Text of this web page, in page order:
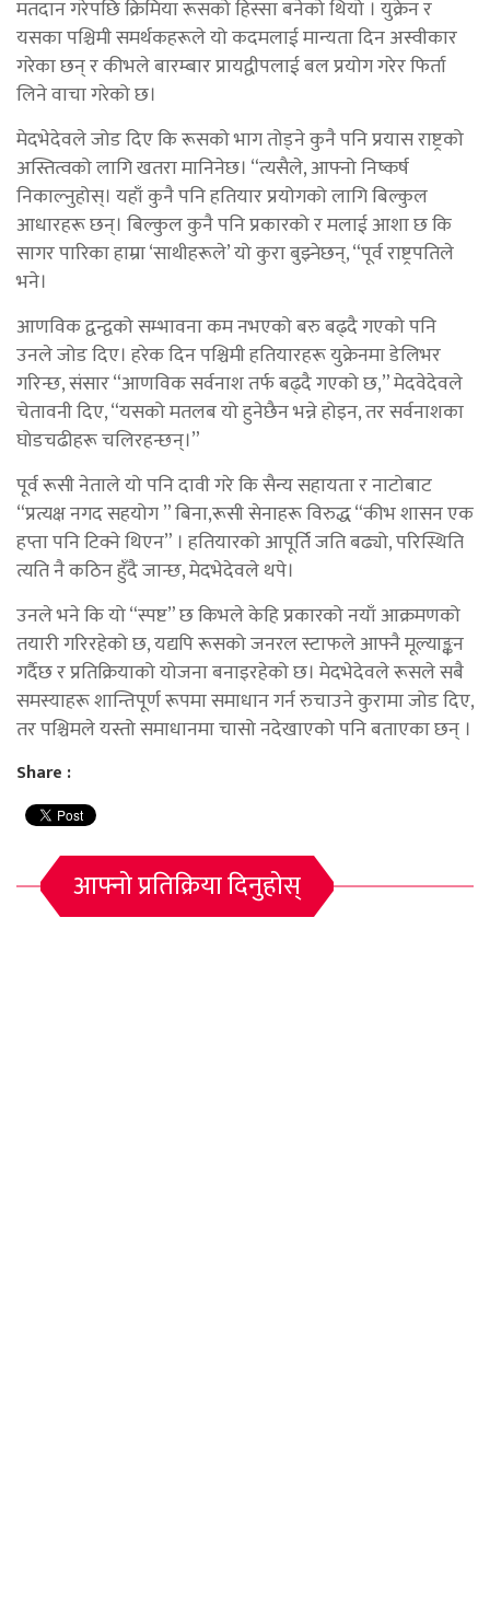
मतदान गरेपछि क्रिमिया रूसको हिस्सा बनेको थियो । युक्रेन र
यसका पश्चिमी समर्थकहरूले यो कदमलाई मान्यता दिन अस्वीकार
गरेका छन् र कीभले बारम्बार प्रायद्वीपलाई बल प्रयोग गरेर फिर्ता
लिने वाचा गरेको छ।
मेदभेदेवले जोड दिए कि रूसको भाग तोड्ने कुनै पनि प्रयास राष्ट्रको
अस्तित्वको लागि खतरा मानिनेछ। “त्यसैले, आफ्नो निष्कर्ष
निकाल्नुहोस्। यहाँ कुनै पनि हतियार प्रयोगको लागि बिल्कुल
आधारहरू छन्। बिल्कुल कुनै पनि प्रकारको र मलाई आशा छ कि
सागर पारिका हाम्रा ‘साथीहरूले’ यो कुरा बुझ्नेछन्, “पूर्व राष्ट्रपतिले
भने।
आणविक द्वन्द्वको सम्भावना कम नभएको बरु बढ्दै गएको पनि
उनले जोड दिए। हरेक दिन पश्चिमी हतियारहरू युक्रेनमा डेलिभर
गरिन्छ, संसार “आणविक सर्वनाश तर्फ बढ्दै गएको छ,” मेदवेदेवले
चेतावनी दिए, “यसको मतलब यो हुनेछैन भन्ने होइन, तर सर्वनाशका
घोडचढीहरू चलिरहन्छन्।”
पूर्व रूसी नेताले यो पनि दावी गरे कि सैन्य सहायता र नाटोबाट
“प्रत्यक्ष नगद सहयोग ” बिना,रूसी सेनाहरू विरुद्ध “कीभ शासन एक
हप्ता पनि टिक्ने थिएन” । हतियारको आपूर्ति जति बढ्यो, परिस्थिति
त्यति नै कठिन हुँदै जान्छ, मेदभेदेवले थपे।
उनले भने कि यो “स्पष्ट” छ किभले केहि प्रकारको नयाँ आक्रमणको
तयारी गरिरहेको छ, यद्यपि रूसको जनरल स्टाफले आफ्नै मूल्याङ्कन
गर्दैछ र प्रतिक्रियाको योजना बनाइरहेको छ। मेदभेदेवले रूसले सबै
समस्याहरू शान्तिपूर्ण रूपमा समाधान गर्न रुचाउने कुरामा जोड दिए,
तर पश्चिमले यस्तो समाधानमा चासो नदेखाएको पनि बताएका छन् ।
Share :
आफ्नो प्रतिक्रिया दिनुहोस्